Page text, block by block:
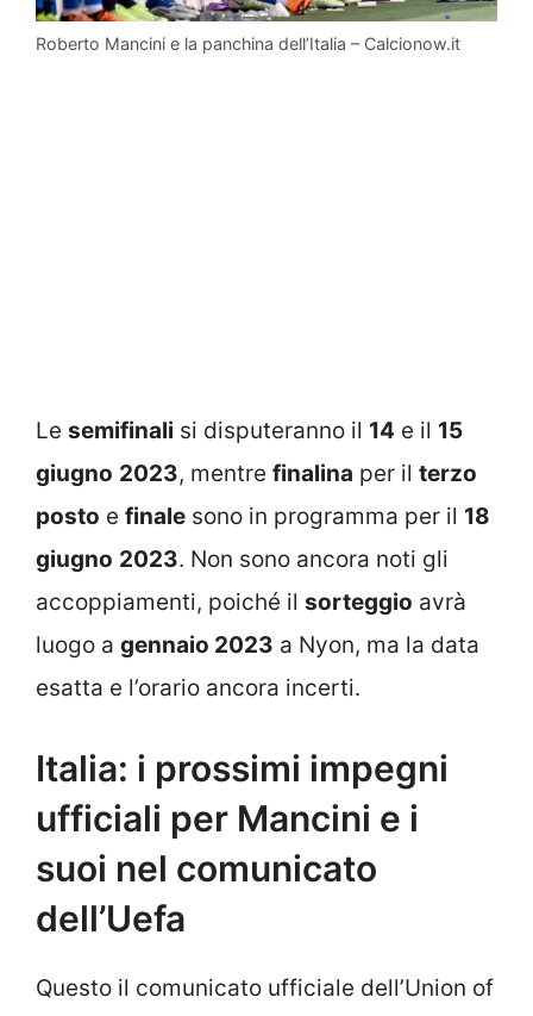
Roberto Mancini e la panchina dell’Italia – Calcionow.it
Le semifinali si disputeranno il 14 e il 15
giugno 2023, mentre finalina per il terzo
posto e finale sono in programma per il 18
giugno 2023. Non sono ancora noti gli
accoppiamenti, poiché il sorteggio avrà
luogo a gennaio 2023 a Nyon, ma la data
esatta e l’orario ancora incerti.
Italia: i prossimi impegni
ufficiali per Mancini e i
suoi nel comunicato
dell’Uefa
Questo il comunicato ufficiale dell’Union of